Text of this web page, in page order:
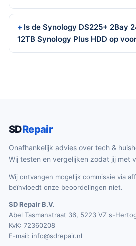
Is de Synology DS225+ 2Bay
12TB Synology Plus HDD op
SDRepair
Onafhankelijk advies over tech &
Wij testen en vergelijken zodat jij met
Wij ontvangen mogelijk commissie via
beïnvloedt onze beoordelingen niet.
SD Repair B.V.
Abel Tasmanstraat 36, 5223 VZ s-
KvK: 72360208
E-mail: info@sdrepair.nl